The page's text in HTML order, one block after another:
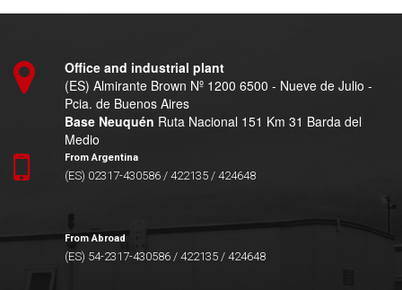
Office and industrial plant
(ES) Almirante Brown Nº 1200 6500 - Nueve de Julio -
Pcia. de Buenos Aires
Base Neuquén Ruta Nacional 151 Km 31 Barda del
Medio
From Argentina
(ES) 02317-430586 / 422135 / 424648
From Abroad
(ES) 54-2317-430586 / 422135 / 424648